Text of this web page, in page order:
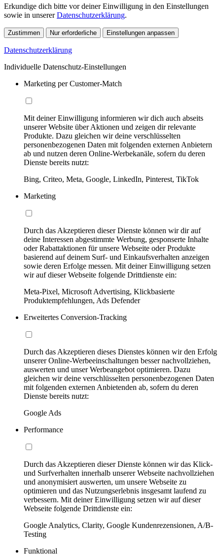
Erkundige dich bitte vor deiner Einwilligung in den Einstellungen
sowie in unsererDatenschutzerklärung.
Zustimmen Nur erforderliche Einstellungen anpassen
Datenschutzerklärung
Individuelle Datenschutz-Einstellungen
Marketing per Customer-Match
Mit deiner Einwilligung informieren wir dich auch abseits
unserer Website über Aktionen und zeigen dir relevante
Produkte. Dazu gleichen wir deine verschlüsselten
personenbezogenen Daten mit folgenden externen Anbietern
ab und nutzen deren Online-Werbekanäle, sofern du deren
Dienste bereits nutzt:
Bing, Criteo, Meta, Google, LinkedIn, Pinterest, TikTok
Marketing
Durch das Akzeptieren dieser Dienste können wir dir auf
deine Interessen abgestimmte Werbung, gesponserte Inhalte
oder Rabattaktionen für unsere Webseite oder Produkte
basierend auf deinem Surf- und Einkaufsverhalten anzeigen
sowie deren Erfolge messen. Mit deiner Einwilligung setzen
wir auf dieser Webseite folgende Drittdienste ein:
Meta-Pixel, Microsoft Advertising, Klickbasierte
Produktempfehlungen, Ads Defender
Erweitertes Conversion-Tracking
Durch das Akzeptieren dieses Dienstes können wir den Erfolg
unserer Online-Werbeeinschaltungen besser nachvollziehen,
auswerten und unser Werbeangebot optimieren. Dazu
gleichen wir deine verschlüsselten personenbezogenen Daten
mit folgenden externen Anbietenden ab, sofern du deren
Dienste bereits nutzt:
Google Ads
Performance
Durch das Akzeptieren dieser Dienste können wir das Klick-
und Surfverhalten innerhalb unserer Webseite nachvollziehen
und anonymisiert auswerten, um unsere Webseite zu
optimieren und das Nutzungserlebnis insgesamt laufend zu
verbessern. Mit deiner Einwilligung setzen wir auf dieser
Webseite folgende Drittdienste ein:
Google Analytics, Clarity, Google Kundenrezensionen, A/B-
Testing
Funktional